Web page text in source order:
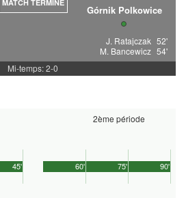
MATCH TERMINÉ
Górnik Polkowice
J. Ratajczak 52'
M. Bancewicz 54'
Mi-temps: 2-0
45'
2ème période
90'
60' 75'